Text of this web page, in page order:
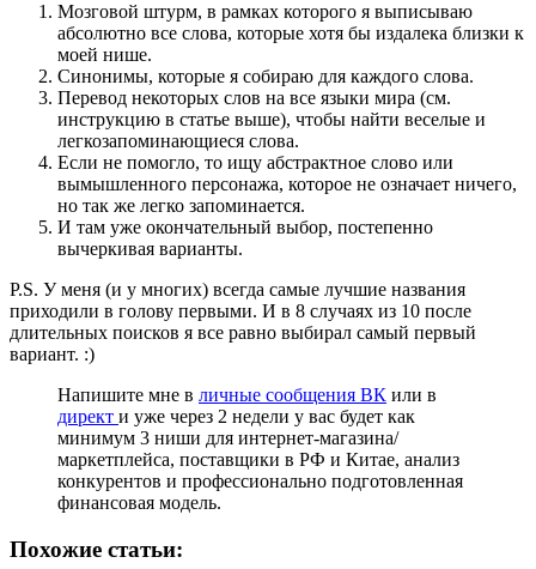
Мозговой штурм, в рамках которого я выписываю
абсолютно все слова, которые хотя бы издалека близки к
моей нише.
Синонимы, которые я собираю для каждого слова.
Перевод некоторых слов на все языки мира (см.
инструкцию в статье выше), чтобы найти веселые и
легкозапоминающиеся слова.
Если не помогло, то ищу абстрактное слово или
вымышленного персонажа, которое не означает ничего,
но так же легко запоминается.
И там уже окончательный выбор, постепенно
вычеркивая варианты.
P.S. У меня (и у многих) всегда самые лучшие названия
приходили в голову первыми. И в 8 случаях из 10 после
длительных поисков я все равно выбирал самый первый
вариант. :)
Напишите мне в личные сообщения ВК или в
директ и уже через 2 недели у вас будет как
минимум 3 ниши для интернет-магазина/
маркетплейса, поставщики в РФ и Китае, анализ
конкурентов и профессионально подготовленная
финансовая модель.
Похожие статьи: